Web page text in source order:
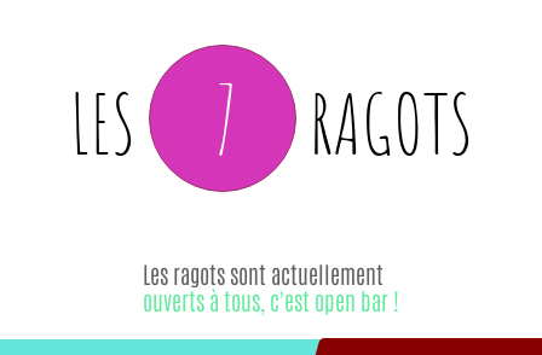
LES 7 RAGOTS
Les ragots sont actuellement
ouverts à tous, c'est open bar !